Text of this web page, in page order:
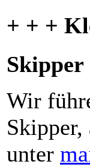
+ + +
Skipper
Wir
unter